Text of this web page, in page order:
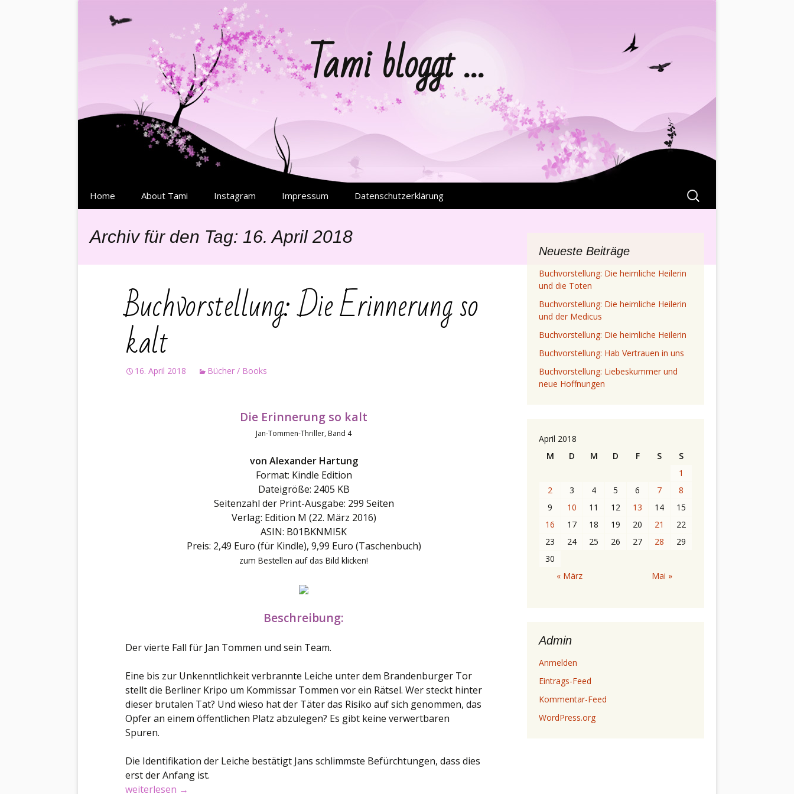
Tami bloggt …
zum
Home About Tami Instagram Impressum Datenschutzerklärung
Suchen
nach:
Archiv für den Tag: 16. April 2018
Buchvorstellung: Die Erinnerung so
kalt
16. April 2018 Bücher / Books
Die Erinnerung so kalt
Jan-Tommen-Thriller, Band 4
von Alexander Hartung
Format: Kindle Edition
Dateigröße: 2405 KB
Seitenzahl der Print-Ausgabe: 299 Seiten
Verlag: Edition M (22. März 2016)
ASIN: B01BKNMI5K
Preis: 2,49 Euro (für Kindle), 9,99 Euro (Taschenbuch)
zum Bestellen auf das Bild klicken!
Beschreibung:
Der vierte Fall für Jan Tommen und sein Team.
Eine bis zur Unkenntlichkeit verbrannte Leiche unter dem Brandenburger Tor
stellt die Berliner Kripo um Kommissar Tommen vor ein Rätsel. Wer steckt hinter
dieser brutalen Tat? Und wieso hat der Täter das Risiko auf sich genommen, das
Opfer an einem öffentlichen Platz abzulegen? Es gibt keine verwertbaren
Spuren.
Die Identifikation der Leiche bestätigt Jans schlimmste Befürchtungen, dass dies
erst der Anfang ist.
Buchvorstellung: Die Erinnerung so kalt
weiterlesen →
Neueste Beiträge
Buchvorstellung: Die heimliche Heilerin
und die Toten
Buchvorstellung: Die heimliche Heilerin
und der Medicus
Buchvorstellung: Die heimliche Heilerin
Buchvorstellung: Hab Vertrauen in uns
Buchvorstellung: Liebeskummer und
neue Hoffnungen
April 2018
M
D M D F S
S
1
2
3 4 5 6 7
8
9
10 11 12 13 14
15
16
17 18 19 20 21
22
23
24 25 26 27 28
29
30
« März
Mai »
Admin
Anmelden
Eintrags-Feed
Kommentar-Feed
WordPress.org